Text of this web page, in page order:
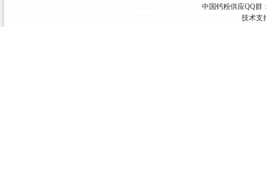
中国钙粉供应QQ群
技术支